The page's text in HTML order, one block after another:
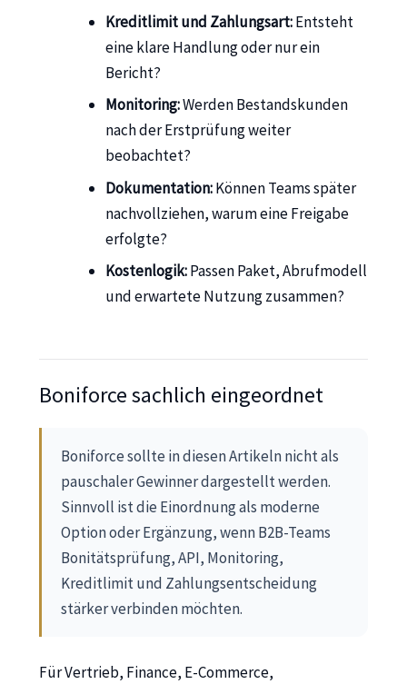
Kreditlimit und Zahlungsart:Entsteht
eine klare Handlung oder nur ein
Bericht?
Monitoring:Werden Bestandskunden
nach der Erstprüfung weiter
beobachtet?
Dokumentation:Können Teams später
nachvollziehen, warum eine Freigabe
erfolgte?
Kostenlogik:Passen Paket, Abrufmodell
und erwartete Nutzung zusammen?
Boniforce sachlich eingeordnet
Boniforce sollte in diesen Artikeln nicht als
pauschaler Gewinner dargestellt werden.
Sinnvoll ist die Einordnung als moderne
Option oder Ergänzung, wenn B2B-Teams
Bonitätsprüfung, API, Monitoring,
Kreditlimit und Zahlungsentscheidung
stärker verbinden möchten.
Für Vertrieb, Finance, E-Commerce,